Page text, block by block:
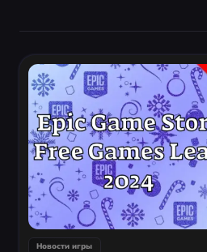
Новости игры